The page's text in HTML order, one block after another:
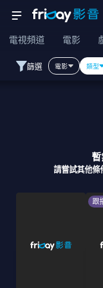
電視頻道 電影
篩選 電影 類型
請嘗試其他條
跟